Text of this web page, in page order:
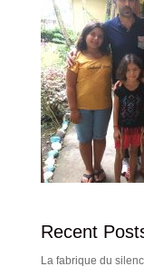
Recent
La fabrique du